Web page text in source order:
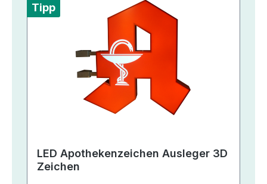
Tipp
LED Apothekenzeichen Ausleger 3D
Zeichen